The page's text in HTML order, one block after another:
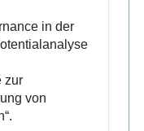
in der
zur
von